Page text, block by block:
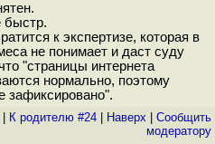
быстр.
к экспертизе, которая в
не понимает и даст суду
"страницы интернета
нормально, поэтому
зафиксировано".
| К родителю #24 Наверх
Cообщить
модератору